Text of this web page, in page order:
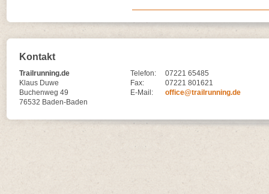
Kontakt
Trailrunning.de
Klaus Duwe
Buchenweg 49
76532 Baden-Baden
Telefon:
07221 65485
Fax:
07221 801621
E-Mail:
office@trailrunning.de